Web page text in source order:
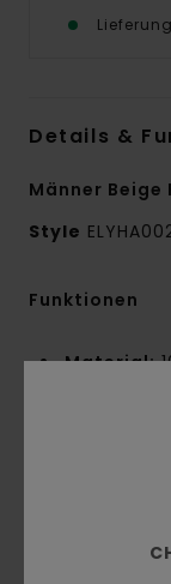
Details &
Männer
Style
Funktionen
Material:
Gewebtes